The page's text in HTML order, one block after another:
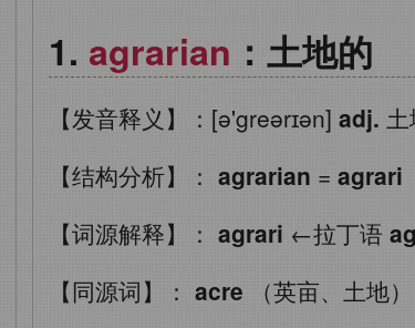
agrarian ：土地的
【发音释义】：[ə'greərɪən] adj.
【结构分析】： agrarian = agrari
【词源解释】： agrari ←拉丁语
【同源词】： acre （英亩、土地）